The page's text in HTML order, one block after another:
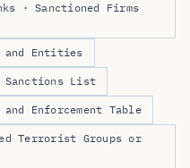
· Sanctioned Firms
and Entities
Sanctions List
Enforcement Table
Terrorist Groups or